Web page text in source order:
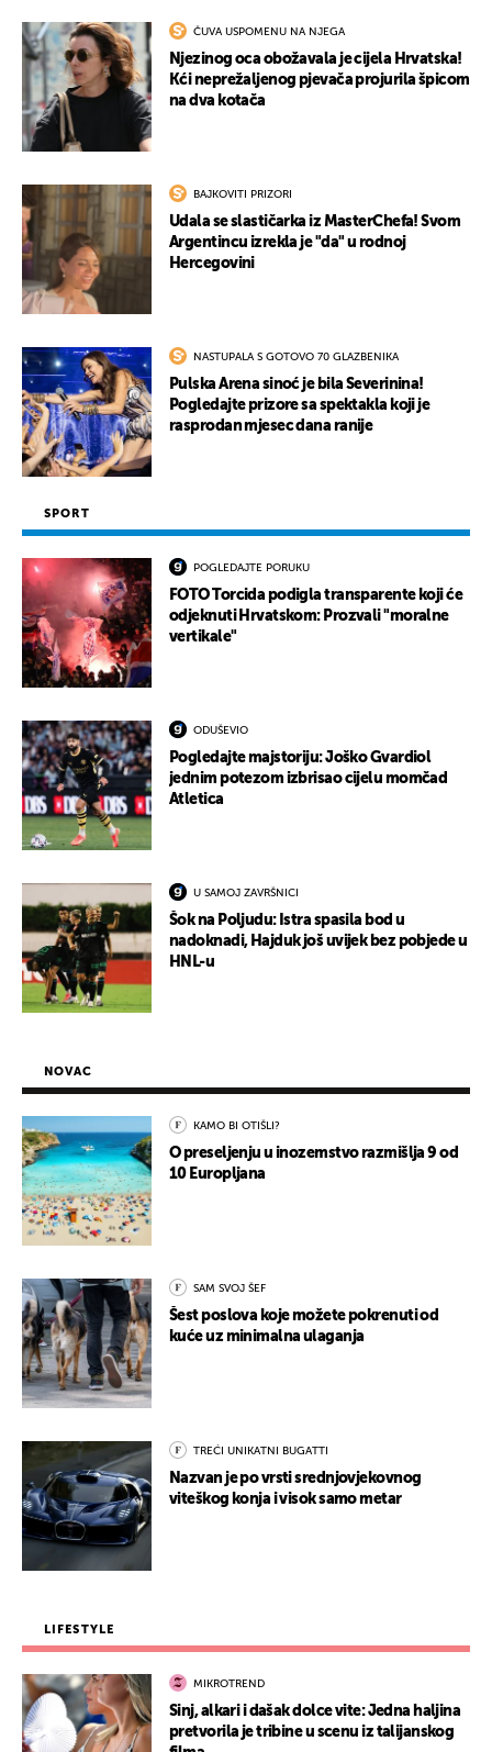
ČUVA USPOMENU NA NJEGA
Njezinog oca obožavala je cijela Hrvatska!
Kći neprežaljenog pjevača projurila špicom
na dva kotača
BAJKOVITI PRIZORI
Udala se slastičarka iz MasterChefa! Svom
Argentincu izrekla je "da" u rodnoj
Hercegovini
NASTUPALA S GOTOVO 70 GLAZBENIKA
Pulska Arena sinoć je bila Severinina!
Pogledajte prizore sa spektakla koji je
rasprodan mjesec dana ranije
SPORT
POGLEDAJTE PORUKU
FOTO Torcida podigla transparente koji će
odjeknuti Hrvatskom: Prozvali "moralne
vertikale"
ODUŠEVIO
Pogledajte majstoriju: Joško Gvardiol
jednim potezom izbrisao cijelu momčad
Atletica
U SAMOJ ZAVRŠNICI
Šok na Poljudu: Istra spasila bod u
nadoknadi, Hajduk još uvijek bez pobjede u
HNL-u
NOVAC
KAMO BI OTIŠLI?
O preseljenju u inozemstvo razmišlja 9 od
10 Europljana
SAM SVOJ ŠEF
Šest poslova koje možete pokrenuti od
kuće uz minimalna ulaganja
TREĆI UNIKATNI BUGATTI
Nazvan je po vrsti srednjovjekovnog
viteškog konja i visok samo metar
LIFESTYLE
MIKROTREND
Sinj, alkari i dašak dolce vite: Jedna haljina
pretvorila je tribine u scenu iz talijanskog
UKLJUČITE NOTIFIKACIJE